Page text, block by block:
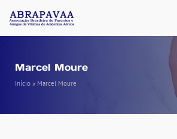
Marcel Moure
Início » Marcel Moure